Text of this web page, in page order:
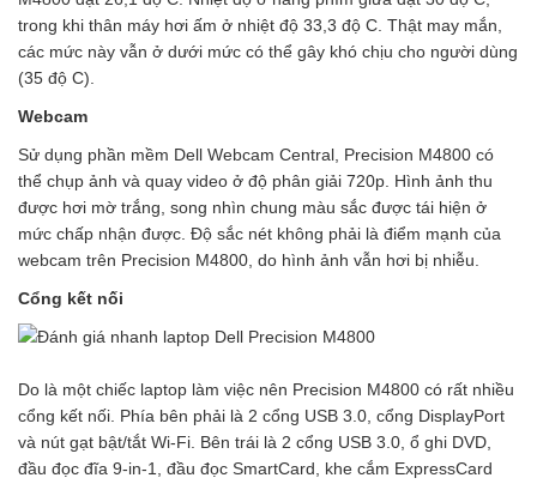
trong khi thân máy hơi ấm ở nhiệt độ 33,3 độ C. Thật may mắn,
các mức này vẫn ở dưới mức có thể gây khó chịu cho người dùng
(35 độ C).
Webcam
Sử dụng phần mềm Dell Webcam Central, Precision M4800 có
thể chụp ảnh và quay video ở độ phân giải 720p. Hình ảnh thu
được hơi mờ trắng, song nhìn chung màu sắc được tái hiện ở
mức chấp nhận được. Độ sắc nét không phải là điểm mạnh của
webcam trên Precision M4800, do hình ảnh vẫn hơi bị nhiễu.
Cổng kết nối
Do là một chiếc laptop làm việc nên Precision M4800 có rất nhiều
cổng kết nối. Phía bên phải là 2 cổng USB 3.0, cổng DisplayPort
và nút gạt bật/tắt Wi-Fi. Bên trái là 2 cổng USB 3.0, ổ ghi DVD,
đầu đọc đĩa 9-in-1, đầu đọc SmartCard, khe cắm ExpressCard